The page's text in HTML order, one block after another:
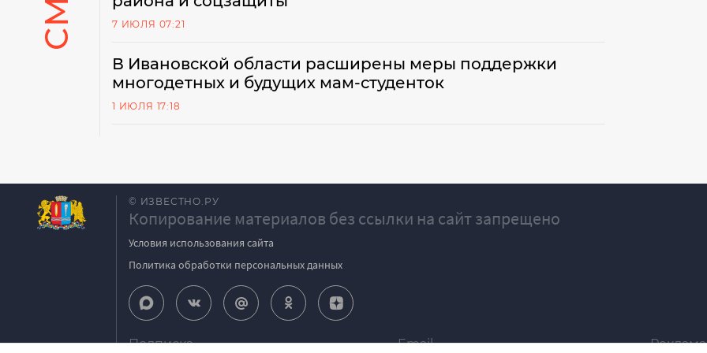
7 ИЮЛЯ 07:21
В Ивановской области расширены меры поддержки
многодетных и будущих мам-студенток
1 ИЮЛЯ 17:18
© ИЗВЕСТНО.РУ
Копирование материалов без ссылки на сайт запрещено
Условия использования сайта
Политика обработки персональных данных
Подписка Email Реклама